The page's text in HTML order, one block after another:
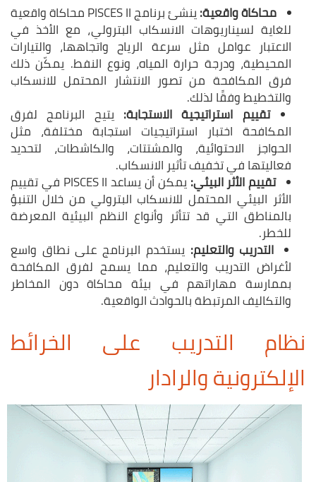
محاكاة واقعية: ينشئ برنامج PISCES II محاكاة واقعية
للغاية لسيناريوهات الانسكاب البترولي، مع الأخذ في
الاعتبار عوامل مثل سرعة الرياح واتجاهها، والتيارات
المحيطية، ودرجة حرارة المياه، ونوع النفط. يمكّن ذلك
فرق المكافحة من تصور الانتشار المحتمل للانسكاب
والتخطيط وفقًا لذلك.
تقييم استراتيجية الاستجابة: يتيح البرنامج لفرق
المكافحة اختبار استراتيجيات استجابة مختلفة، مثل
الحواجز الاحتوائية، والمشتتات، والكاشطات، لتحديد
فعاليتها في تخفيف تأثير الانسكاب.
تقييم الأثر البيئي: يمكن أن يساعد PISCES II في تقييم
الأثر البيئي المحتمل للانسكاب البترولي من خلال التنبؤ
بالمناطق التي قد تتأثر وأنواع النظم البيئية المعرضة
للخطر.
التدريب والتعليم: يستخدم البرنامج على نطاق واسع
لأغراض التدريب والتعليم، مما يسمح لفرق المكافحة
بممارسة مهاراتهم في بيئة محاكاة دون المخاطر
والتكاليف المرتبطة بالحوادث الواقعية.
نظام التدريب على الخرائط
الإلكترونية والرادار